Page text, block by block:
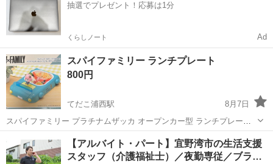
抽選でプレゼント！応募は1分
くらしノート Ad
スパイファミリー ランチプレート
800円
てだこ浦西駅
8月7日
スパイファミリー プラチナムザッカ オープンカー型 ランチプレート
在庫多数あり
てだこ浦西駅 食器 スパイ
【アルバイト・パート】宜野湾市の生活支援
スタッフ（介護福祉士）／夜勤専従／ブラ…